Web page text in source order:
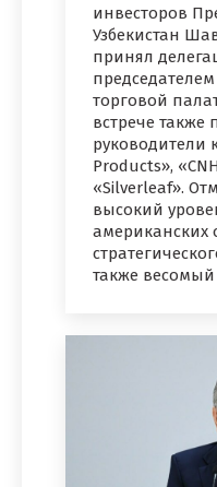
инвесторов
Узбекистан
принял
торговой
встрече также
руководители
Products»,
«Silverleaf».
высокий
американских
также